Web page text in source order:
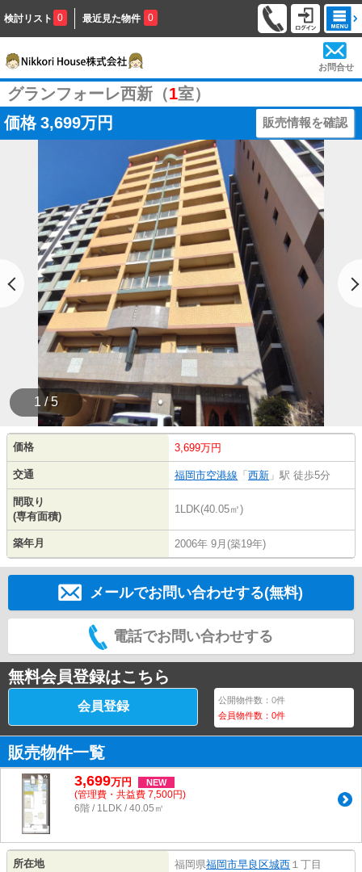
検討リスト 0 最近見た物件 0
お問合せ
グランフォーレ西新（1室）
価格 3,699万円 販売情報を確認
1 / 5
価格 3,699万円
交通 福岡市空港線 「 西新 」駅 徒歩5分
間取り
(専有面積)
1LDK(40.05㎡)
築年月 2006年 9月(築19年)
メールでお問い合わせする(無料)
電話でお問い合わせする
無料会員登録はこちら
会員登録 公開物件数：0件
会員物件数：0件
販売物件一覧
3,699万円 NEW
(管理費・共益費 7,500円)
6階 / 1LDK / 40.05㎡
所在地 福岡県福岡市早良区城西 １丁目